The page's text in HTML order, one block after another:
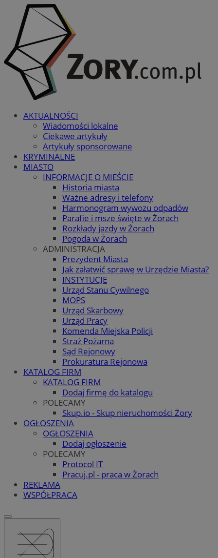
AKTUALNOŚCI
Wiadomości lokalne
Ciekawe artykuły
Artykuły sponsorowane
KRYMINALNE
MIASTO
INFORMACJE O MIEŚCIE
Historia miasta
Ważne adresy i telefony
Harmonogram wywozu odpadów
Parafie i msze święte w Żorach
Rozkłady jazdy w Żorach
Pogoda w Żorach
ADMINISTRACJA
Prezydent Miasta
Jak załatwić sprawę w Urzędzie Miasta?
INSTYTUCJE
Urząd Stanu Cywilnego
MOPS
Urząd Skarbowy
Urząd Pracy
Komenda Miejska Policji
Straż Pożarna
Sąd Rejonowy
Prokuratura Rejonowa
KATALOG FIRM
KATALOG FIRM
Dodaj firmę do katalogu
POLECAMY
Skup.io - Skup nieruchomości Żory
OGŁOSZENIA
OGŁOSZENIA
Dodaj ogłoszenie
POLECAMY
Protocol IT
Pracuj.pl - praca w Żorach
REKLAMA
WSPÓŁPRACA